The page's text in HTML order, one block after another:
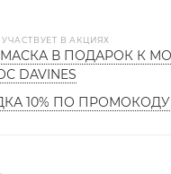
В АКЦИЯХ
МАСКА В ПОДАРОК К
DAVINES
10% ПО ПРОМОКОДУ